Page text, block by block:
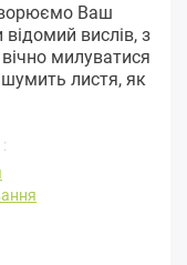
Ваш
вислів, з
милуватися
листя, як